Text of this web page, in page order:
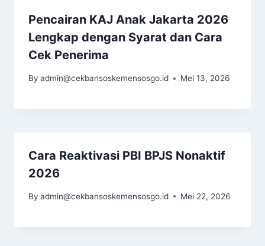
Pencairan KAJ Anak Jakarta 2026
Lengkap dengan Syarat dan Cara
Cek Penerima
By admin@cekbansoskemensosgo.id Mei 13, 2026
Cara Reaktivasi PBI BPJS Nonaktif
2026
By admin@cekbansoskemensosgo.id Mei 22, 2026